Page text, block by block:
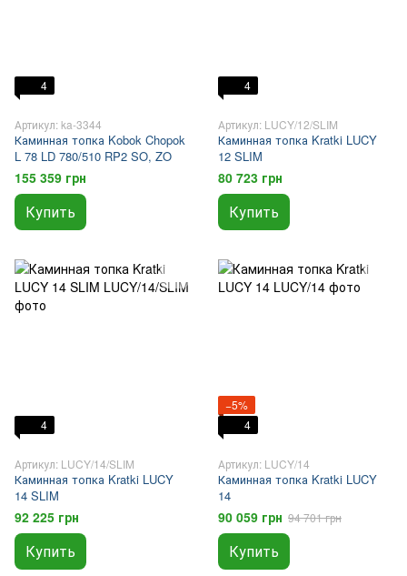
4
Артикул: ka-3344
Каминная топка Kobok Chopok
L 78 LD 780/510 RP2 SO, ZO
155 359 грн
Купить
4
Артикул: LUCY/12/SLIM
Каминная топка Kratki LUCY
12 SLIM
80 723 грн
Купить
4
Артикул: LUCY/14/SLIM
Каминная топка Kratki LUCY
14 SLIM
92 225 грн
Купить
−5%
4
Артикул: LUCY/14
Каминная топка Kratki LUCY
14
90 059 грн 94 701 грн
Купить